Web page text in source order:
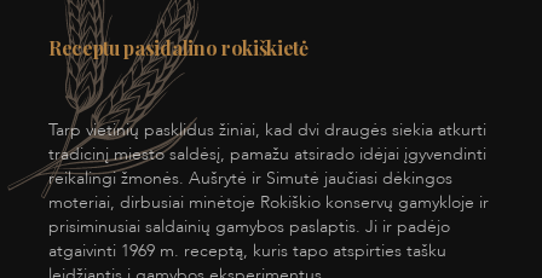
Receptu pasidalino rokiškietė
Tarp vietinių pasklidus žiniai, kad dvi draugės siekia atkurti
tradicinį miesto saldėsį, pamažu atsirado idėjai įgyvendinti
reikalingi žmonės. Aušrytė ir Simutė jaučiasi dėkingos
moteriai, dirbusiai minėtoje Rokiškio konservų gamykloje ir
prisiminusiai saldainių gamybos paslaptis. Ji ir padėjo
atgaivinti 1969 m. receptą, kuris tapo atspirties tašku